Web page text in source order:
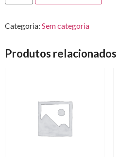
Categoria: Sem categoria
Produtos relacionados